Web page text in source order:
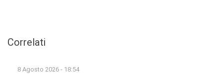
Correlati
8 Agosto 2026 - 18:54